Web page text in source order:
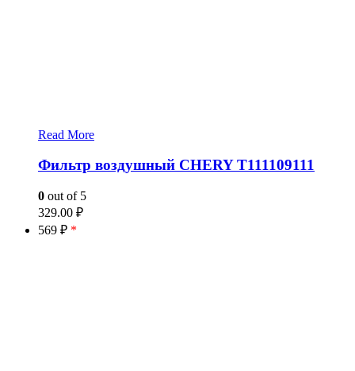
Read More
Фильтр воздушный CHERY T111109111
0 out of 5
329.00 ₽
569 ₽ *